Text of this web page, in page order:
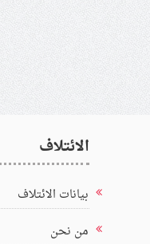
الائتلاف
بيانات الائتلاف
من نحن